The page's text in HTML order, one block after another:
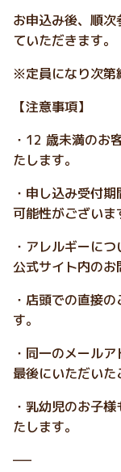
お申込み後、順
ていただきます。
※定員になり次第
【注意事項】
・12 歳未満のお
たします。
・申し込み受付
可能性がございま
・アレルギーに
公式サイト内のお
・店頭での直接
す。
・同一のメール
最後にいただいた
・乳幼児のお子
たします。
—–